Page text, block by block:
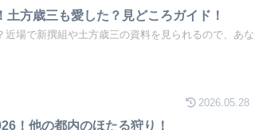
方歳三も愛した？見どころガイド！
場で新撰組や土方歳三の資料を見られるので、あな
2026.05.28
！他の都内のほたる狩り！